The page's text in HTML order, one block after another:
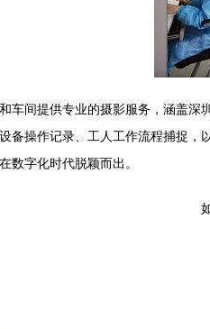
车间提供专业的摄影服务，涵盖
备操作记录、工人工作流程捕捉
数字化时代脱颖而出。